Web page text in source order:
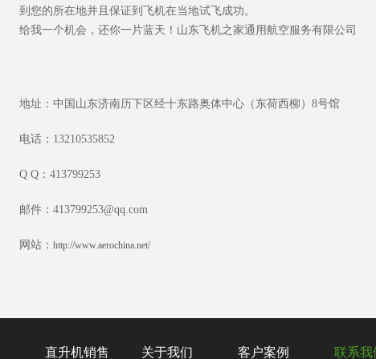
到您的所在地并且保证到飞机在当地试飞成功。
给我一个机会，还你一片蓝天！山东飞机之家通用航空服务有限公司
地址：中国山东济南历下区经十东路奥体中心（东荷西柳）8号馆
电话：13210535852
Q Q：413799253
邮件：413799253@qq.com
网站： http://www.aerochina.net/
直升机销售 关于我们 客户案例 联系我